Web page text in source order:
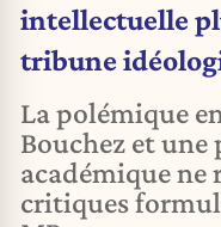
intellectuelle
tribune
La polémique
Bouchez et
académique ne
critiques